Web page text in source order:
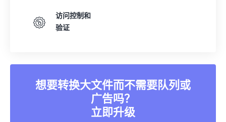
访问控制和
验证
想要转换大文件而不需要队列或
广告吗？
立即升级